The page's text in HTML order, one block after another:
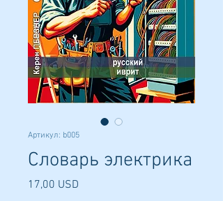
Артикул: b005
Словарь электрика
17,00 USD